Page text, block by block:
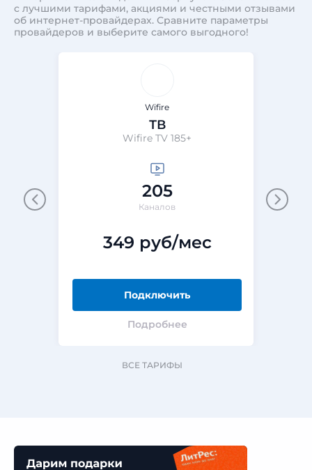
с лучшими тарифами, акциями и честными отзывами
об интернет-провайдерах. Сравните параметры
провайдеров и выберите самого выгодного!
Wifire
ТВ
Wifire TV 185+
205
Каналов
349 руб/мес
Подключить
Подробнее
ВСЕ ТАРИФЫ